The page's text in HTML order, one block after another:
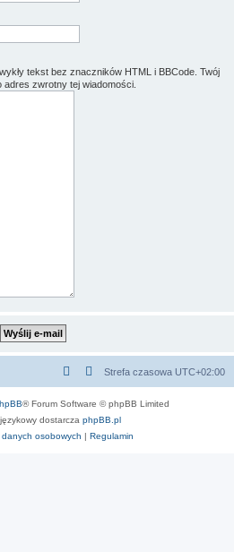
tekst bez znaczników HTML i BBCode. Twój
zwrotny tej wiadomości.
Strefa czasowa UTC+02:00
® Forum Software © phpBB Limited
dostarcza phpBB.pl
osobowych | Regulamin